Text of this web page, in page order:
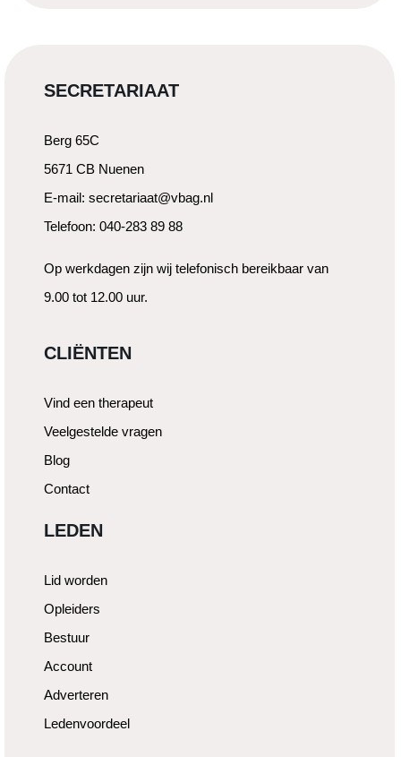
SECRETARIAAT
Berg 65C
5671 CB Nuenen
E-mail: secretariaat@vbag.nl
Telefoon: 040-283 89 88
Op werkdagen zijn wij telefonisch bereikbaar van
9.00 tot 12.00 uur.
CLIËNTEN
Vind een therapeut
Veelgestelde vragen
Blog
Contact
LEDEN
Lid worden
Opleiders
Bestuur
Account
Adverteren
Ledenvoordeel